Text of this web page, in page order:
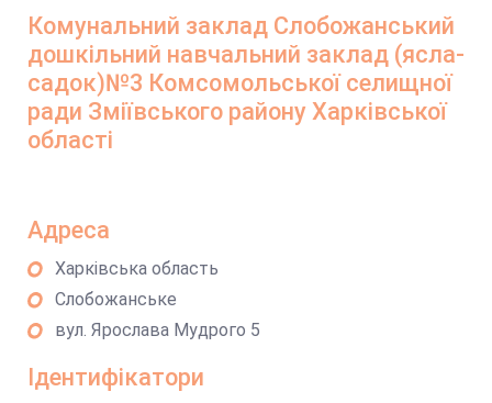
Комунальний заклад Слобожанський
дошкільний навчальний заклад (ясла-
садок)№3 Комсомольської селищної
ради Зміївського району Харківської
області
Адреса
Харківська область
Слобожанське
вул. Ярослава Мудрого 5
Ідентифікатори